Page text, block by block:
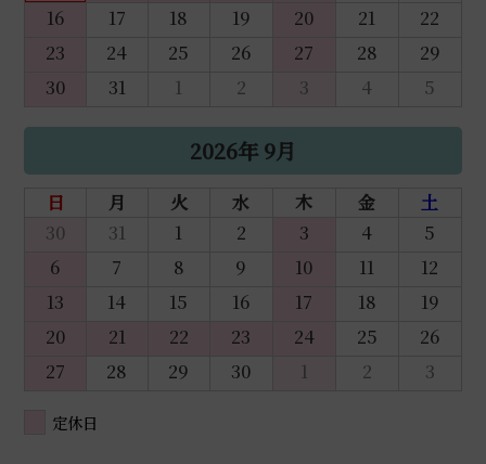
16
17 18 19 20 21
22
23
24 25 26 27 28
29
30
31 1 2 3 4 5
2026年 9月
日 月 火 水 木 金
土
30
31 1 2 3 4
5
6
7 8 9 10 11
12
13
14 15 16 17 18
19
20
21 22 23 24 25
26
27
28 29 30 1 2 3
定休日